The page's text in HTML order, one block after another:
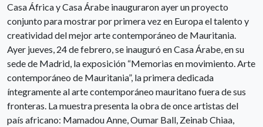
Casa África y Casa Árabe inauguraron ayer un proyecto
conjunto para mostrar por primera vez en Europa el talento y
creatividad del mejor arte contemporáneo de Mauritania.
Ayer jueves, 24 de febrero, se inauguró en Casa Árabe, en su
sede de Madrid, la exposición “Memorias en movimiento. Arte
contemporáneo de Mauritania”, la primera dedicada
íntegramente al arte contemporáneo mauritano fuera de sus
fronteras. La muestra presenta la obra de once artistas del
país africano: Mamadou Anne, Oumar Ball, Zeinab Chiaa,